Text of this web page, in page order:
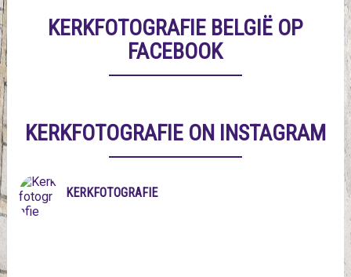
KERKFOTOGRAFIE BELGIË OP
FACEBOOK
KERKFOTOGRAFIE ON INSTAGRAM
KERKFOTOGRAFIE